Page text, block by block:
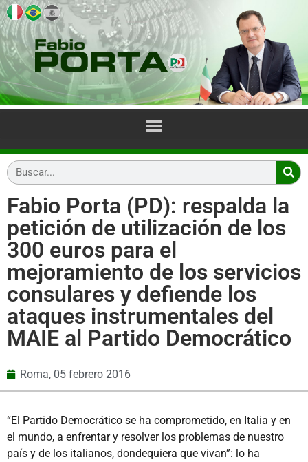
Fabio Porta (PD): respalda la
petición de utilización de los
300 euros para el
mejoramiento de los servicios
consulares y defiende los
ataques instrumentales del
MAIE al Partido Democrático
Roma, 05 febrero 2016
“El Partido Democrático se ha comprometido, en Italia y en
el mundo, a enfrentar y resolver los problemas de nuestro
país y de los italianos, dondequiera que vivan”: lo ha